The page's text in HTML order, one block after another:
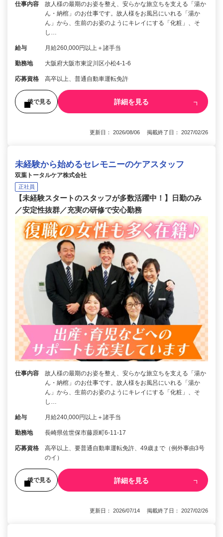
仕事内容
故人様の最期のお姿を整え、安らかな旅立ちを支える「湯か
ん・納棺」のお仕事です。故人様をお風呂にいれる「湯か
ん」から、生前のお姿のようにキレイにする「化粧」、そ
し…
給与 月給260,000円以上＋諸手当
勤務地 大阪府大阪市東淀川区小松4-1-6
応募資格 高卒以上、普通自動車運転免許
後で見る 詳細を見る
更新日： 2026/08/06 掲載終了日： 2027/02/26
未経験から始めるセレモニーのケアスタッフ
双葉トータルケア株式会社
正社員
【未経験スタートのスタッフが多数活躍中！】日勤のみ
／安定性抜群／充実の研修で安心勤務
仕事内容
故人様の最期のお姿を整え、安らかな旅立ちを支える「湯か
ん・納棺」のお仕事です。故人様をお風呂にいれる「湯か
ん」から、生前のお姿のようにキレイにする「化粧」、そ
し…
給与 月給240,000円以上＋諸手当
勤務地 長崎県佐世保市藤原町6-11-17
応募資格
高卒以上、要普通自動車運転免許、49歳まで（例外事由3号
のイ）
後で見る 詳細を見る
更新日： 2026/07/14 掲載終了日： 2027/02/26